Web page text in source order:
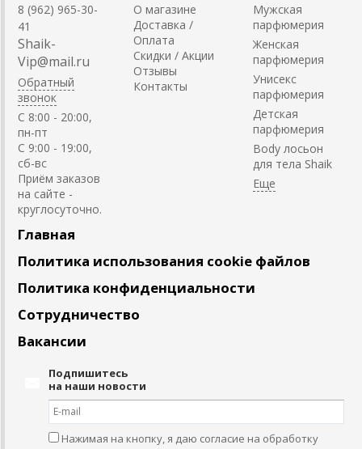
8 (962) 965-30-
41
Shaik-
Vip@mail.ru
Обратный
звонок
C 8:00 - 20:00,
пн-пт
С 9:00 - 19:00,
сб-вс
Приём заказов
на сайте -
круглосуточно.
О магазине
Доставка /
Оплата
Скидки / Акции
Отзывы
Контакты
Мужская
парфюмерия
Женская
парфюмерия
Унисекс
парфюмерия
Детская
парфюмерия
Body лосьон
для тела Shaik
Главная
Политика использования cookie файлов
Политика конфиденциальности
Сотрудничество
Вакансии
Подпишитесь
на наши новости
Нажимая на кнопку, я даю согласие на обработку